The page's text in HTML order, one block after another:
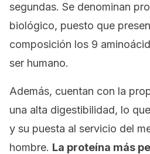
segundas. Se denominan
biológico, puesto que
composición los 9
ser humano.
Además, cuentan con la
una alta digestibilidad, lo
y su puesta al servicio del
hombre. La proteína más